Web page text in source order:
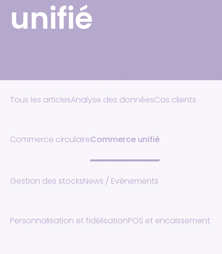
unifié
Tous les articlesAnalyse des donnéesCas clients
Commerce circulaireCommerce unifié
Gestion des stocksNews / Evénements
Personnalisation et fidélisationPOS et encaissement